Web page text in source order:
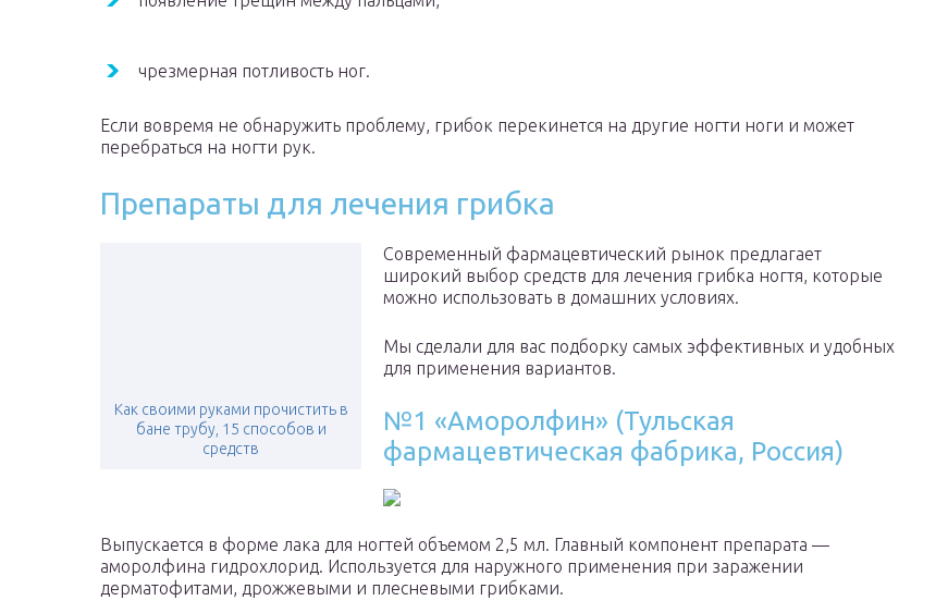
чрезмерная потливость ног.
Если вовремя не обнаружить проблему, грибок перекинется на другие ногти ноги и может
перебраться на ногти рук.
Препараты для лечения грибка
Как своими руками прочистить в
бане трубу, 15 способов и
средств
Современный фармацевтический рынок предлагает
широкий выбор средств для лечения грибка ногтя, которые
можно использовать в домашних условиях.
Мы сделали для вас подборку самых эффективных и удобных
для применения вариантов.
№1 «Аморолфин» (Тульская
фармацевтическая фабрика, Россия)
Выпускается в форме лака для ногтей объемом 2,5 мл. Главный компонент препарата —
аморолфина гидрохлорид. Используется для наружного применения при заражении
дерматофитами, дрожжевыми и плесневыми грибками.